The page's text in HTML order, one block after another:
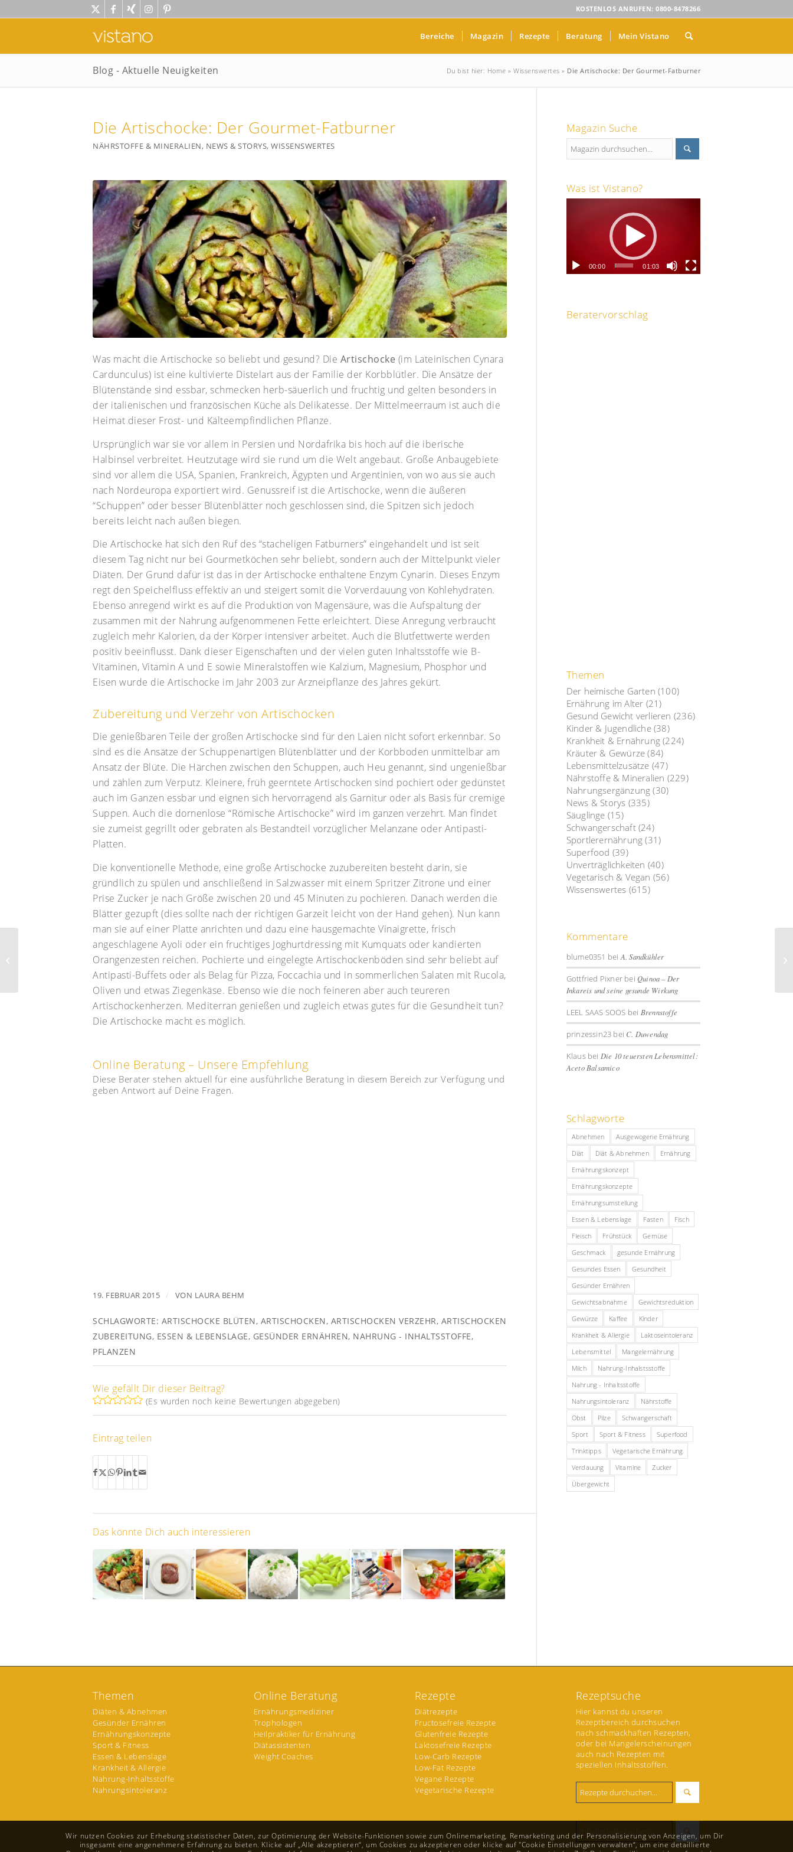
KOSTENLOS ANRUFEN: 0800-8478266
Bereiche Magazin Rezepte Beratung Mein Vistano
Blog - Aktuelle Neuigkeiten Du bist hier: Home » Wissenswertes » Die Artischocke: Der Gourmet-Fatburner
Die Artischocke: Der Gourmet-Fatburner
NÄHRSTOFFE & MINERALIEN, NEWS & STORYS, WISSENSWERTES
Was macht die Artischocke so beliebt und gesund? Die Artischocke (im Lateinischen Cynara
Cardunculus) ist eine kultivierte Distelart aus der Familie der Korbblütler. Die Ansätze der
Blütenstände sind essbar, schmecken herb-säuerlich und fruchtig und gelten besonders in
der italienischen und französischen Küche als Delikatesse. Der Mittelmeerraum ist auch die
Heimat dieser Frost- und Kälteempfindlichen Pflanze.
Ursprünglich war sie vor allem in Persien und Nordafrika bis hoch auf die iberische
Halbinsel verbreitet. Heutzutage wird sie rund um die Welt angebaut. Große Anbaugebiete
sind vor allem die USA, Spanien, Frankreich, Ägypten und Argentinien, von wo aus sie auch
nach Nordeuropa exportiert wird. Genussreif ist die Artischocke, wenn die äußeren
“Schuppen” oder besser Blütenblätter noch geschlossen sind, die Spitzen sich jedoch
bereits leicht nach außen biegen.
Die Artischocke hat sich den Ruf des “stacheligen Fatburners” eingehandelt und ist seit
diesem Tag nicht nur bei Gourmetköchen sehr beliebt, sondern auch der Mittelpunkt vieler
Diäten. Der Grund dafür ist das in der Artischocke enthaltene Enzym Cynarin. Dieses Enzym
regt den Speichelfluss effektiv an und steigert somit die Vorverdauung von Kohlehydraten.
Ebenso anregend wirkt es auf die Produktion von Magensäure, was die Aufspaltung der
zusammen mit der Nahrung aufgenommenen Fette erleichtert. Diese Anregung verbraucht
zugleich mehr Kalorien, da der Körper intensiver arbeitet. Auch die Blutfettwerte werden
positiv beeinflusst. Dank dieser Eigenschaften und der vielen guten Inhaltsstoffe wie B-
Vitaminen, Vitamin A und E sowie Mineralstoffen wie Kalzium, Magnesium, Phosphor und
Eisen wurde die Artischocke im Jahr 2003 zur Arzneipflanze des Jahres gekürt.
Zubereitung und Verzehr von Artischocken
Die genießbaren Teile der großen Artischocke sind für den Laien nicht sofort erkennbar. So
sind es die Ansätze der Schuppenartigen Blütenblätter und der Korbboden unmittelbar am
Ansatz der Blüte. Die Härchen zwischen den Schuppen, auch Heu genannt, sind ungenießbar
und zählen zum Verputz. Kleinere, früh geerntete Artischocken sind pochiert oder gedünstet
auch im Ganzen essbar und eignen sich hervorragend als Garnitur oder als Basis für cremige
Suppen. Auch die dornenlose “Römische Artischocke” wird im ganzen verzehrt. Man findet
sie zumeist gegrillt oder gebraten als Bestandteil vorzüglicher Melanzane oder Antipasti-
Platten.
Die konventionelle Methode, eine große Artischocke zuzubereiten besteht darin, sie
gründlich zu spülen und anschließend in Salzwasser mit einem Spritzer Zitrone und einer
Prise Zucker je nach Größe zwischen 20 und 45 Minuten zu pochieren. Danach werden die
Blätter gezupft (dies sollte nach der richtigen Garzeit leicht von der Hand gehen). Nun kann
man sie auf einer Platte anrichten und dazu eine hausgemachte Vinaigrette, frisch
angeschlagene Ayoli oder ein fruchtiges Joghurtdressing mit Kumquats oder kandierten
Orangenzesten reichen. Pochierte und eingelegte Artischockenböden sind sehr beliebt auf
Antipasti-Buffets oder als Belag für Pizza, Foccachia und in sommerlichen Salaten mit Rucola,
Oliven und etwas Ziegenkäse. Ebenso wie die noch feineren aber auch teureren
Artischockenherzen. Mediterran genießen und zugleich etwas gutes für die Gesundheit tun?
Die Artischocke macht es möglich.
Online Beratung – Unsere Empfehlung
Diese Berater stehen aktuell für eine ausführliche Beratung in diesem Bereich zur Verfügung und
geben Antwort auf Deine Fragen.
19. FEBRUAR 2015 / VON LAURA BEHM
SCHLAGWORTE: ARTISCHOCKE BLÜTEN, ARTISCHOCKEN, ARTISCHOCKEN VERZEHR, ARTISCHOCKEN
ZUBEREITUNG, ESSEN & LEBENSLAGE, GESÜNDER ERNÄHREN, NAHRUNG - INHALTSSTOFFE,
PFLANZEN
Wie gefällt Dir dieser Beitrag?
(Es wurden noch keine Bewertungen abgegeben)
Eintrag teilen
Das könnte Dich auch interessieren
Magazin Suche
Was ist Vistano?
00:00 01:03
Beratervorschlag
Themen
Der heimische Garten (100)
Ernährung im Alter (21)
Gesund Gewicht verlieren (236)
Kinder & Jugendliche(38)
Krankheit & Ernährung (224)
Kräuter & Gewürze (84)
Lebensmittelzusätze (47)
Nährstoffe & Mineralien (229)
Nahrungsergänzung (30)
News & Storys (335)
Säuglinge (15)
Schwangerschaft(24)
Sportlerernährung (31)
Superfood (39)
Unverträglichkeiten (40)
Vegetarisch & Vegan (56)
Wissenswertes (615)
Kommentare
blume0351 beiA. Sandkühler
Gottfried Pixner beiQuinoa – Der
Inkareis und seine gesunde Wirkung
LEEL SAAS SOOS bei Brennstoffe
prinzessin23 bei C. Duwendag
Klausbei Die 10 teuersten Lebensmittel:
Aceto Balsamico
Schlagworte
Abnehmen
Ausgewogene Ernährung
Diät
Diät & Abnehmen
Ernährung
Ernährungskonzept
Ernährungskonzepte
Ernährungsumstellung
Essen & Lebenslage
Fasten
Fisch
Fleisch
Frühstück
Gemüse
Geschmack
gesunde Ernährung
Gesundes Essen
Gesundheit
Gesünder Ernähren
Gewichtsabnahme
Gewichtsreduktion
Gewürze
Kaffee
Kinder
Krankheit & Allergie
Laktoseintoleranz
Lebensmittel
Mangelernährung
Milch
Nahrung-Inhalstsstoffe
Nahrung - Inhaltsstoffe
Nahrungsintoleranz
Nährstoffe
Obst
Pilze
Schwangerschaft
Sport
Sport & Fitness
Superfood
Trinktipps
Vegetarische Ernährung
Verdauung
Vitamine
Zucker
Übergewicht
Themen
Diäten & Abnehmen
Gesünder Ernähren
Ernährungskonzepte
Sport & Fitness
Essen & Lebenslage
Krankheit & Allergie
Nahrung-Inhaltsstoffe
Nahrungsintoleranz
Online Beratung
Ernährungsmediziner
Trophologen
Heilpraktiker für Ernährung
Diätassistenten
Weight Coaches
Rezepte
Diätrezepte
Fructosefreie Rezepte
Glutenfreie Rezepte
Laktosefreie Rezepte
Low-Carb Rezepte
Low-Fat Rezepte
Vegane Rezepte
Vegetarische Rezepte
Rezeptsuche
Hier kannst du unseren
Rezeptbereich durchsuchen
nach schmackhaften Rezepten,
oder bei Mangelerscheinungen
auch nach Rezepten mit
speziellen Inhaltsstoffen.
Wir nutzen Cookies zur Erhebung statistischer Daten, zur Optimierung der Website-Funktionen sowie zum Onlinemarketing, Remarketing und der Personalisierung von Anzeigen, um Dir
insgesamt eine angenehmere Erfahrung zu bieten. Klicke auf „Alle akzeptieren“, um Cookies zu akzeptieren oder klicke auf "Cookie Einstellungen verwalten“, um eine detaillierte